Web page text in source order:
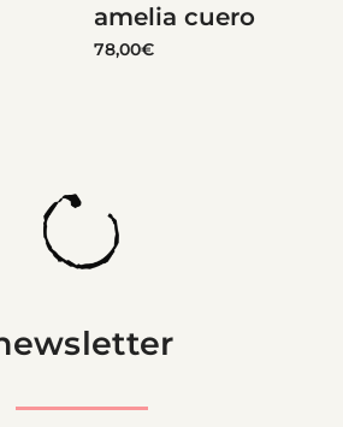
amelia cuero
78,00€